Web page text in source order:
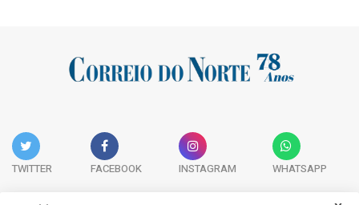
TWITTER FACEBOOK INSTAGRAM WHATSAPP